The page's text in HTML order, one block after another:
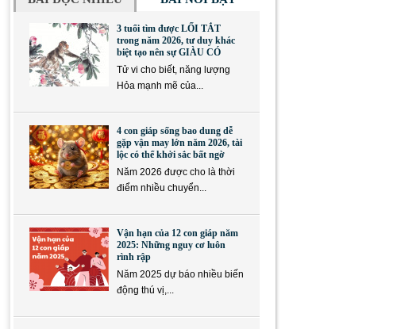
3 tuổi tìm được LỐI TẮT
trong năm 2026, tư duy khác
biệt tạo nên sự GIÀU CÓ
Tử vi cho biết, năng lượng
Hỏa mạnh mẽ của...
4 con giáp sống bao dung dễ
gặp vận may lớn năm 2026, tài
lộc có thể khởi sắc bất ngờ
Năm 2026 được cho là thời
điểm nhiều chuyển...
Vận hạn của 12 con giáp năm
2025: Những nguy cơ luôn
rình rập
Năm 2025 dự báo nhiều biến
động thú vị,...